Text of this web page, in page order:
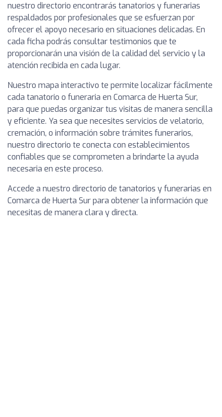
nuestro directorio encontrarás tanatorios y funerarias
respaldados por profesionales que se esfuerzan por
ofrecer el apoyo necesario en situaciones delicadas. En
cada ficha podrás consultar testimonios que te
proporcionarán una visión de la calidad del servicio y la
atención recibida en cada lugar.
Nuestro mapa interactivo te permite localizar fácilmente
cada tanatorio o funeraria en Comarca de Huerta Sur,
para que puedas organizar tus visitas de manera sencilla
y eficiente. Ya sea que necesites servicios de velatorio,
cremación, o información sobre trámites funerarios,
nuestro directorio te conecta con establecimientos
confiables que se comprometen a brindarte la ayuda
necesaria en este proceso.
Accede a nuestro directorio de tanatorios y funerarias en
Comarca de Huerta Sur para obtener la información que
necesitas de manera clara y directa.